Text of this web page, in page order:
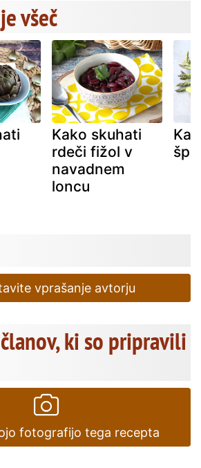
všeč
Kako skuhati
rdeči fižol v
navadnem
loncu
vprašanje avtorju
ki so pripravili
fotografijo tega recepta